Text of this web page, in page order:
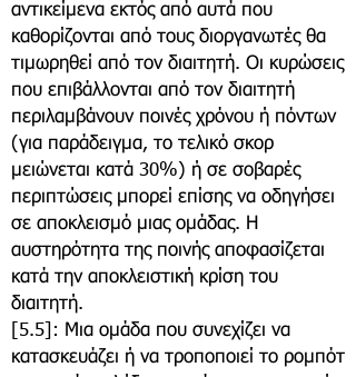
αντικείμενα εκτός από αυτά που
καθορίζονται από τους διοργανωτές θα
τιμωρηθεί από τον διαιτητή. Οι κυρώσεις
που επιβάλλονται από τον διαιτητή
περιλαμβάνουν ποινές χρόνου ή πόντων
(για παράδειγμα, το τελικό σκορ
μειώνεται κατά 30%) ή σε σοβαρές
περιπτώσεις μπορεί επίσης να οδηγήσει
σε αποκλεισμό μιας ομάδας. Η
αυστηρότητα της ποινής αποφασίζεται
κατά την αποκλειστική κρίση του
διαιτητή.
​[5.5]: Μια ομάδα που συνεχίζει να
κατασκευάζει ή να τροποποιεί το ρομπότ